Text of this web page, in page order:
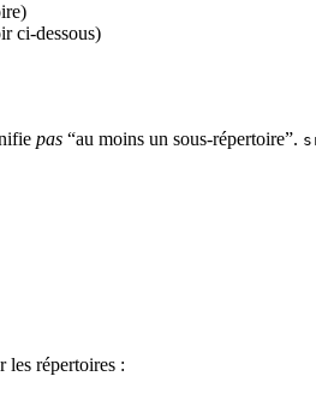
ci-dessous)
pas “au moins un sous-répertoire”.
les répertoires :